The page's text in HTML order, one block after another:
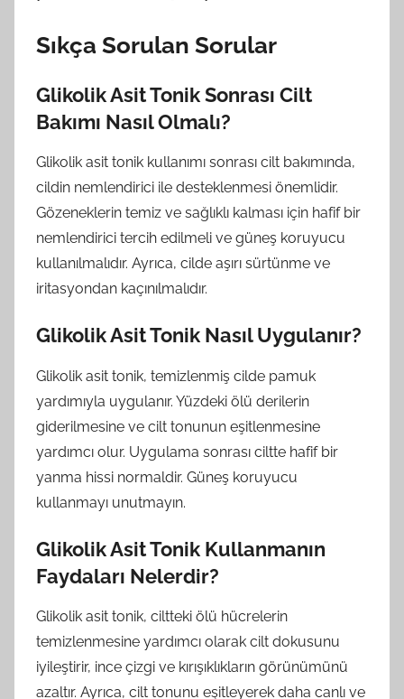
Sıkça Sorulan Sorular
Glikolik Asit Tonik Sonrası Cilt
Bakımı Nasıl Olmalı?
Glikolik asit tonik kullanımı sonrası cilt bakımında,
cildin nemlendirici ile desteklenmesi önemlidir.
Gözeneklerin temiz ve sağlıklı kalması için hafif bir
nemlendirici tercih edilmeli ve güneş koruyucu
kullanılmalıdır. Ayrıca, cilde aşırı sürtünme ve
iritasyondan kaçınılmalıdır.
Glikolik Asit Tonik Nasıl Uygulanır?
Glikolik asit tonik, temizlenmiş cilde pamuk
yardımıyla uygulanır. Yüzdeki ölü derilerin
giderilmesine ve cilt tonunun eşitlenmesine
yardımcı olur. Uygulama sonrası ciltte hafif bir
yanma hissi normaldir. Güneş koruyucu
kullanmayı unutmayın.
Glikolik Asit Tonik Kullanmanın
Faydaları Nelerdir?
Glikolik asit tonik, ciltteki ölü hücrelerin
temizlenmesine yardımcı olarak cilt dokusunu
iyileştirir, ince çizgi ve kırışıklıkların görünümünü
azaltır. Ayrıca, cilt tonunu eşitleyerek daha canlı ve